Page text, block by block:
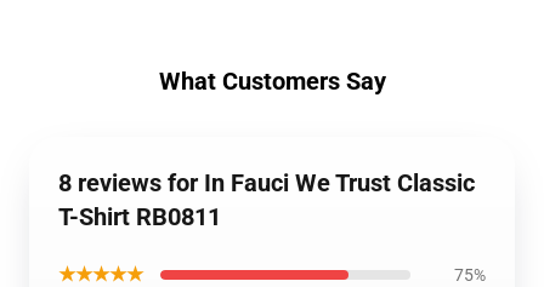
What Customers Say
8 reviews for In Fauci We Trust Classic
T-Shirt RB0811
★★★★★ 75%